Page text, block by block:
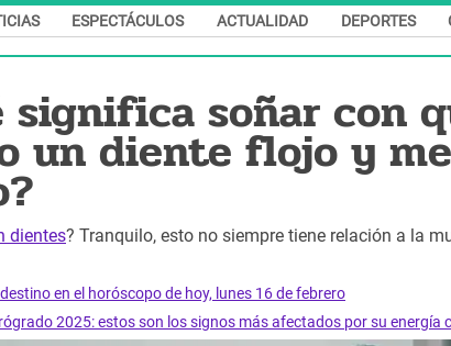
ESPECTÁCULOS ACTUALIDAD DEPORTES
significa soñar con
un diente flojo y
dientes? Tranquilo, esto no siempre tiene relación a la
en el horóscopo de hoy, lunes 16 de febrero
2025: estos son los signos más afectados por su energía